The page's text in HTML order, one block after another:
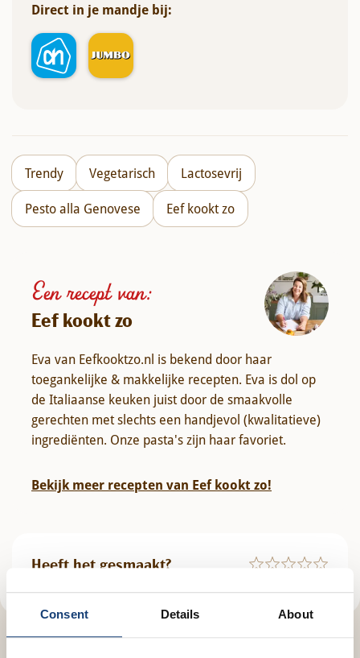
Consent Details About
Direct in je mandje bij:
Trendy Vegetarisch Lactosevrij
Pesto alla Genovese Eef kookt zo
Een recept van:
Eef kookt zo
Eva van Eefkooktzo.nl is bekend door haar
toegankelijke & makkelijke recepten. Eva is dol op
de Italiaanse keuken juist door de smaakvolle
gerechten met slechts een handjevol (kwalitatieve)
ingrediënten. Onze pasta's zijn haar favoriet.
Bekijk meer recepten van Eef kookt zo!
Heeft het gesmaakt?